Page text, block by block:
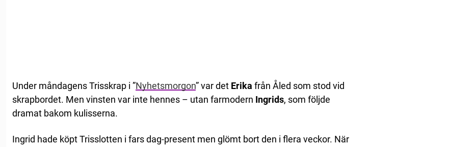
Under måndagens Trisskrap i ”Nyhetsmorgon” var det Erika från Åled som stod vid
skrapbordet. Men vinsten var inte hennes – utan farmodern Ingrids, som följde
dramat bakom kulisserna.
Ingrid hade köpt Trisslotten i fars dag-present men glömt bort den i flera veckor. När